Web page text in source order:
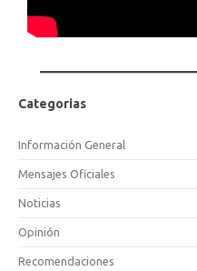
Categorias
Información General
Mensajes Oficiales
Noticias
Opinión
Recomendaciones